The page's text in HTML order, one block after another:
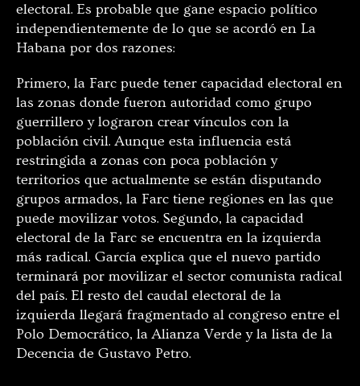
electoral. Es probable que gane espacio político
independientemente de lo que se acordó en La
Habana por dos razones:
Primero, la Farc puede tener capacidad electoral en
las zonas donde fueron autoridad como grupo
guerrillero y lograron crear vínculos con la
población civil. Aunque esta influencia está
restringida a zonas con poca población y
territorios que actualmente se están disputando
grupos armados, la Farc tiene regiones en las que
puede movilizar votos. Segundo, la capacidad
electoral de la Farc se encuentra en la izquierda
más radical. García explica que el nuevo partido
terminará por movilizar el sector comunista radical
del país. El resto del caudal electoral de la
izquierda llegará fragmentado al congreso entre el
Polo Democrático, la Alianza Verde y la lista de la
Decencia de Gustavo Petro.